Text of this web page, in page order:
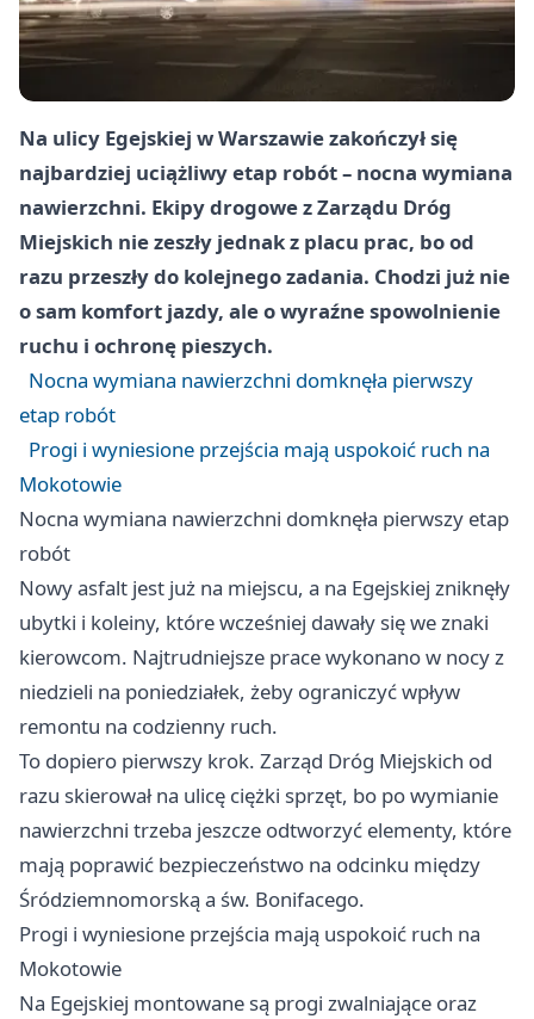
Na ulicy Egejskiej w Warszawie zakończył się
najbardziej uciążliwy etap robót – nocna wymiana
nawierzchni. Ekipy drogowe z Zarządu Dróg
Miejskich nie zeszły jednak z placu prac, bo od
razu przeszły do kolejnego zadania. Chodzi już nie
o sam komfort jazdy, ale o wyraźne spowolnienie
ruchu i ochronę pieszych.
Nocna wymiana nawierzchni domknęła pierwszy
etap robót
Progi i wyniesione przejścia mają uspokoić ruch na
Mokotowie
Nocna wymiana nawierzchni domknęła pierwszy etap
robót
Nowy asfalt jest już na miejscu, a na Egejskiej zniknęły
ubytki i koleiny, które wcześniej dawały się we znaki
kierowcom. Najtrudniejsze prace wykonano w nocy z
niedzieli na poniedziałek, żeby ograniczyć wpływ
remontu na codzienny ruch.
To dopiero pierwszy krok. Zarząd Dróg Miejskich od
razu skierował na ulicę ciężki sprzęt, bo po wymianie
nawierzchni trzeba jeszcze odtworzyć elementy, które
mają poprawić bezpieczeństwo na odcinku między
Śródziemnomorską a św. Bonifacego.
Progi i wyniesione przejścia mają uspokoić ruch na
Mokotowie
Na Egejskiej montowane są progi zwalniające oraz